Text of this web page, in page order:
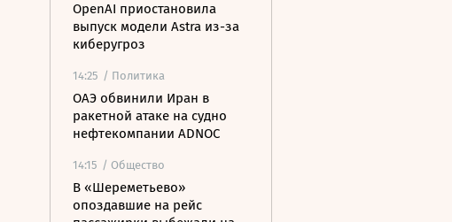
OpenAI приостановила
выпуск модели Astra из-за
киберугроз
14:25 / Политика
ОАЭ обвинили Иран в
ракетной атаке на судно
нефтекомпании ADNOC
14:15 / Общество
В «Шереметьево»
опоздавшие на рейс